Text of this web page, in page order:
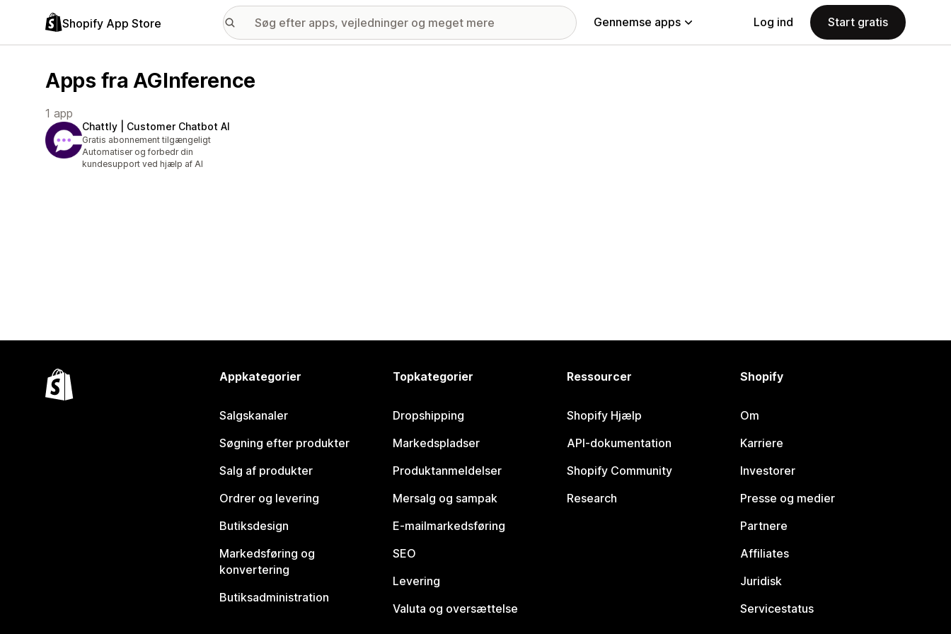
Shopify App Store Gennemse apps Log ind Start gratis
Apps fra AGInference
1 app
Chattly | Customer Chatbot AI
Gratis abonnement tilgængeligt
Automatiser og forbedr din
kundesupport ved hjælp af AI
Appkategorier
Salgskanaler
Søgning efter produkter
Salg af produkter
Ordrer og levering
Butiksdesign
Markedsføring og
konvertering
Butiksadministration
Topkategorier
Dropshipping
Markedspladser
Produktanmeldelser
Mersalg og sampak
E-mailmarkedsføring
SEO
Levering
Valuta og oversættelse
Ressourcer
Shopify Hjælp
API-dokumentation
Shopify Community
Research
Shopify
Om
Karriere
Investorer
Presse og medier
Partnere
Affiliates
Juridisk
Servicestatus